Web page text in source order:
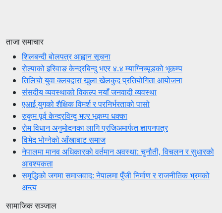
ताजा समाचार
शिलबन्दी बोलपत्र आह्वान सूचना
रोल्पाको इरिवाङ केन्द्रबिन्दु भएर ४.४ म्याग्निच्यूडको भूकम्प
तिलिचो युवा क्लबद्वारा खुला खेलकुद प्रतियोगिता आयोजना
संसदीय व्यवस्थाको विकल्प नयाँ जनवादी व्यवस्था
एआई युगको शैक्षिक विमर्श र परनिर्भरताको पासो
रुकुम पूर्व केन्द्रविन्दु भएर भूकम्प धक्का
रोम विधान अनुमोदनका लागि प्रजिअमार्फत ज्ञापनपत्र
विभेद भोग्नेको आँखाबाट समाज
नेपालमा मानव अधिकारको वर्तमान अवस्था: चुनौती, विचलन र सुधारको
आवश्यकता
समृद्धिको जगमा समाजवाद: नेपालमा पुँजी निर्माण र राजनीतिक भ्रमको
अन्त्य
सामाजिक सञ्जाल